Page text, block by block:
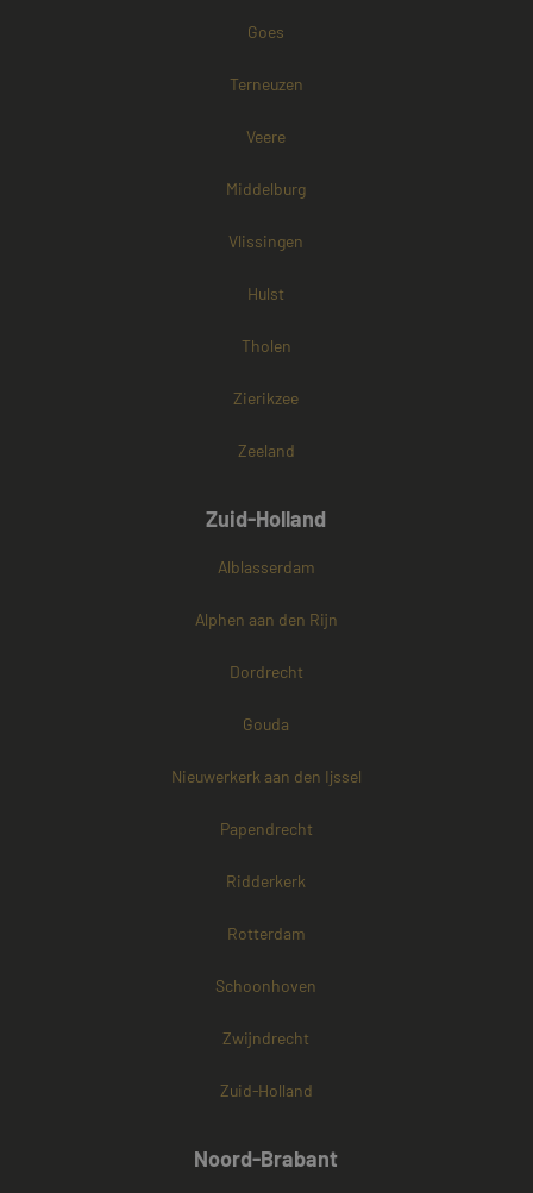
Goes
Terneuzen
Veere
Middelburg
Vlissingen
Hulst
Tholen
Zierikzee
Zeeland
Zuid-Holland
Alblasserdam
Alphen aan den Rijn
Dordrecht
Gouda
Nieuwerkerk aan den Ijssel
Papendrecht
Ridderkerk
Rotterdam
Schoonhoven
Zwijndrecht
Zuid-Holland
Noord-Brabant